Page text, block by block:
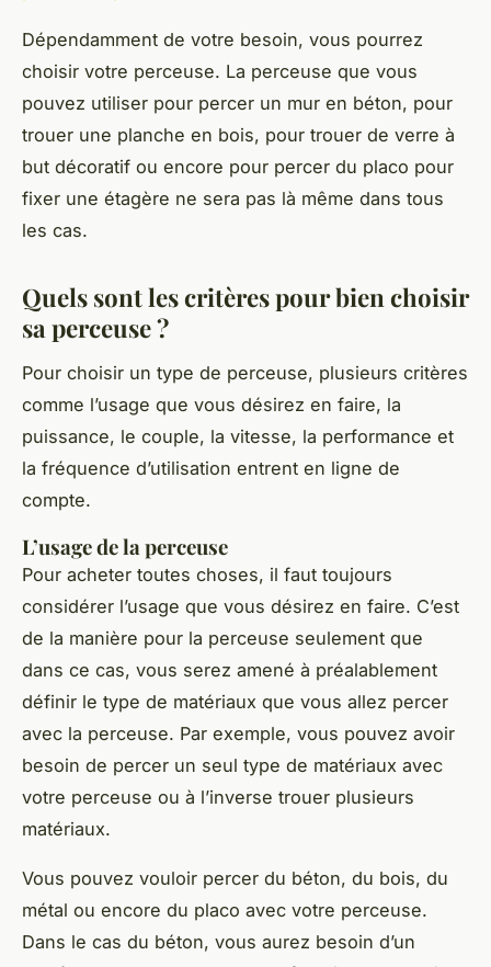
Dépendamment de votre besoin, vous pourrez
choisir votre perceuse. La perceuse que vous
pouvez utiliser pour percer un mur en béton, pour
trouer une planche en bois, pour trouer de verre à
but décoratif ou encore pour percer du placo pour
fixer une étagère ne sera pas là même dans tous
les cas.
Quels sont les critères pour bien choisir
sa perceuse ?
Pour choisir un type de perceuse, plusieurs critères
comme l’usage que vous désirez en faire, la
puissance, le couple, la vitesse, la performance et
la fréquence d’utilisation entrent en ligne de
compte.
L’usage de la perceuse
Pour acheter toutes choses, il faut toujours
considérer l’usage que vous désirez en faire. C’est
de la manière pour la perceuse seulement que
dans ce cas, vous serez amené à préalablement
définir le type de matériaux que vous allez percer
avec la perceuse. Par exemple, vous pouvez avoir
besoin de percer un seul type de matériaux avec
votre perceuse ou à l’inverse trouer plusieurs
matériaux.
Vous pouvez vouloir percer du béton, du bois, du
métal ou encore du placo avec votre perceuse.
Dans le cas du béton, vous aurez besoin d’un